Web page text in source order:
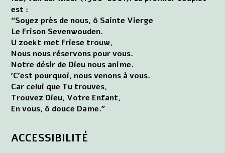
est :
“Soyez près de nous, ô Sainte Vierge
Le Frison Sevenwouden.
U zoekt met Friese trouw,
Nous nous réservons pour vous.
Notre désir de Dieu nous anime.
’C'est pourquoi, nous venons à vous.
Car celui que Tu trouves,
Trouvez Dieu, Votre Enfant,
En vous, ô douce Dame.”
ACCESSIBILITÉ